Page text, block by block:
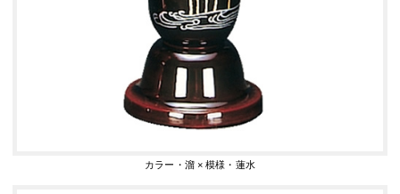
カラー・溜 × 模様・蓮水